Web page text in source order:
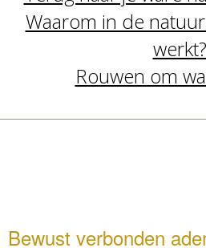
Waarom in de
werkt?
Rouwen om
Bewust verbonden